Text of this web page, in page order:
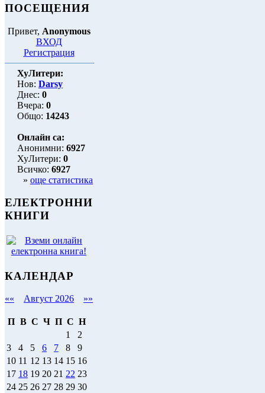
ПОСЕЩЕНИЯ
Привет, Anonymous
ВХОД
Регистрация
ХуЛитери:
Нов: Darsy
Днес: 0
Вчера: 0
Общо: 14243
Онлайн са:
Анонимни: 6927
ХуЛитери: 0
Всичко: 6927
» още статистика
ЕЛЕКТРОННИ
КНИГИ
КАЛЕНДАР
«« Август 2026 »»
П В С Ч П С Н
1
2
3
4 5 6 7 8
9
10 11 12 13 14 15 16
17 18 19 20 21 22 23
24 25 26 27 28 29 30